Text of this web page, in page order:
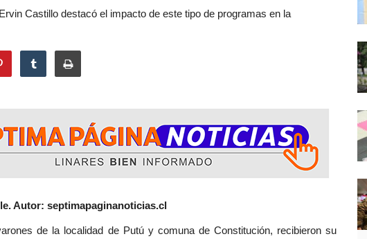
Castillo destacó el impacto de este tipo de programas en la
Autor: septimapaginanoticias.cl
de la localidad de Putú y comuna de Constitución, recibieron su